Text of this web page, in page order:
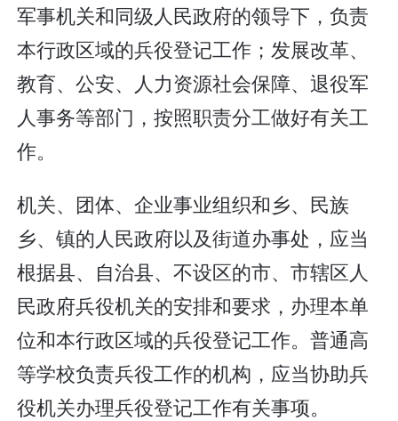
军事机关和同级人民政府的领导下，负责
本行政区域的兵役登记工作；发展改革、
教育、公安、人力资源社会保障、退役军
人事务等部门，按照职责分工做好有关工
作。
机关、团体、企业事业组织和乡、民族
乡、镇的人民政府以及街道办事处，应当
根据县、自治县、不设区的市、市辖区人
民政府兵役机关的安排和要求，办理本单
位和本行政区域的兵役登记工作。普通高
等学校负责兵役工作的机构，应当协助兵
役机关办理兵役登记工作有关事项。